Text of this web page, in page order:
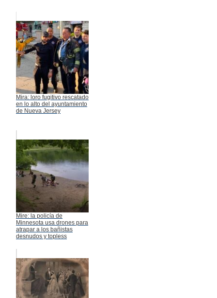
Mira: loro fugitivo rescatado
en lo alto del ayuntamiento
de Nueva Jersey
Mire: la policía de
Minnesota usa drones para
atrapar a los bañistas
desnudos y topless